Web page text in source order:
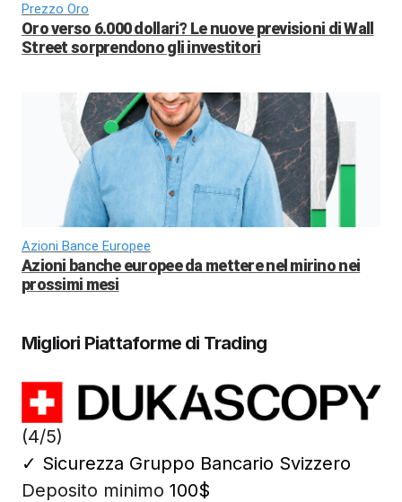
Prezzo Oro
Oro verso 6.000 dollari? Le nuove previsioni di Wall
Street sorprendono gli investitori
Azioni Bance Europee
Azioni banche europee da mettere nel mirino nei
prossimi mesi
Migliori Piattaforme di Trading
(4/5)
✓ Sicurezza Gruppo Bancario Svizzero
Deposito minimo 100$